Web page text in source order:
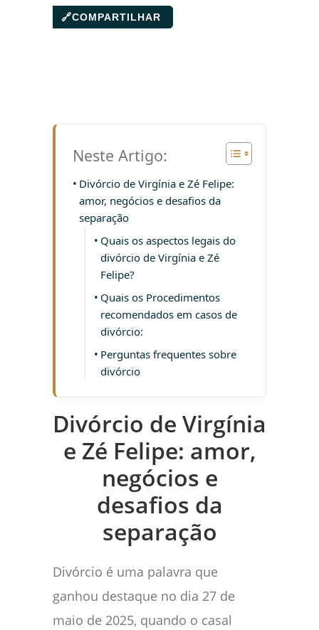
🔗COMPARTILHAR
Neste Artigo:
Divórcio de Virgínia e Zé Felipe:
amor, negócios e desafios da
separação
Quais os aspectos legais do
divórcio de Virgínia e Zé
Felipe?
Quais os Procedimentos
recomendados em casos de
divórcio:
Perguntas frequentes sobre
divórcio
Divórcio de Virgínia
e Zé Felipe: amor,
negócios e
desafios da
separação
Divórcio é uma palavra que
ganhou destaque no dia 27 de
maio de 2025, quando o casal